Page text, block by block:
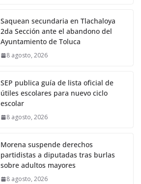
Saquean secundaria en Tlachaloya
2da Sección ante el abandono del
Ayuntamiento de Toluca
8 agosto, 2026
SEP publica guía de lista oficial de
útiles escolares para nuevo ciclo
escolar
8 agosto, 2026
Morena suspende derechos
partidistas a diputadas tras burlas
sobre adultos mayores
8 agosto, 2026